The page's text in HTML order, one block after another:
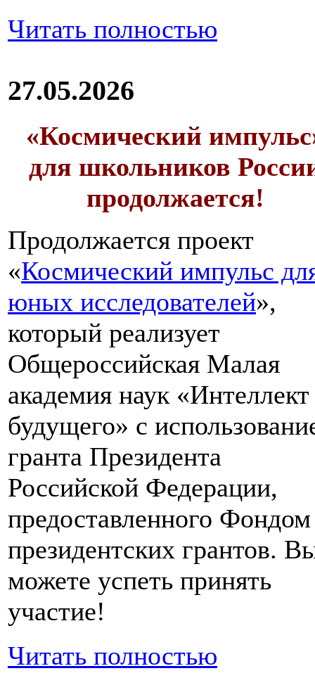
Читать полностью
27.05.2026
«Космический
для школьников
продолжается!
Продолжается проект
«Космический импульс
юных исследователей»,
который реализует
Общероссийская Малая
академия наук «Интеллект
будущего» с
гранта Президента
Российской Федерации,
предоставленного Фондом
президентских грантов.
можете успеть принять
участие!
Читать полностью